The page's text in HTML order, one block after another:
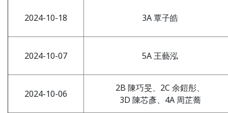
2024-10-18 3A 覃子皓
2024-10-07 5A 王藝泓
2024-10-06
2B 陳巧旻、2C 余鎧彤、
3D 陳芯彥、4A 周芷蕎